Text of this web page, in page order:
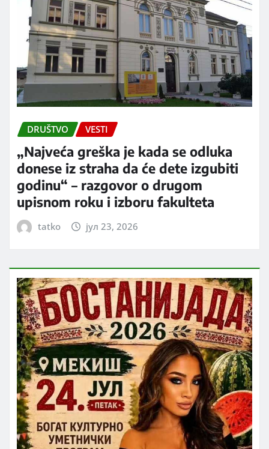
DRUŠTVO VESTI
„Najveća greška je kada se odluka
donese iz straha da će dete izgubiti
godinu“ – razgovor o drugom
upisnom roku i izboru fakulteta
tatko јул 23, 2026